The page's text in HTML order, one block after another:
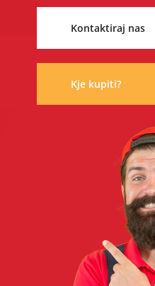
Kontaktiraj nas
Kje kupiti?